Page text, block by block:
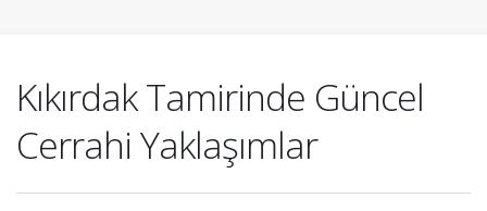
Kıkırdak Tamirinde Güncel
Cerrahi Yaklaşımlar